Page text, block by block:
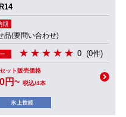
期
品(要問い合わせ)
0 (0件)
ット販売価格
円~ 税込/4本